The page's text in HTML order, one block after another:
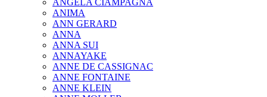
ANGELA CIAMPAGNA
ANIMA
ANN GERARD
ANNA
ANNA SUI
ANNAYAKE
ANNE DE CASSIGNAC
ANNE FONTAINE
ANNE KLEIN